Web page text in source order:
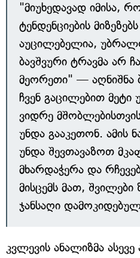
"მიუხედავად იმისა,
ტენდენციების
აუცილებელია,
ბავშვური ტრავმა არ
მეორეთი" — აღნიშნა
ჩვენ გაცილებით მეტი
ვიდრე
უნდა გააკეთონ. ამის
უნდა შევთავაზოთ
მხარდაჭერა და
მისცემს მათ,
ჯანსაღი
კვლევის ანალიზმა